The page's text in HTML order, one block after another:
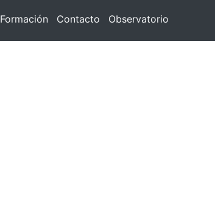
Formación Contacto Observatorio